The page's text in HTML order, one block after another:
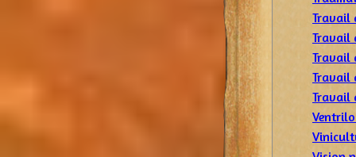
Travail
Travail
Travail
Travail
Travail